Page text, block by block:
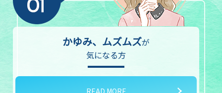
かゆみ、ムズムズが
気になる方